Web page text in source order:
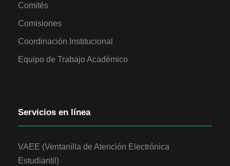
Comités
Comisiones
Coordinación Institucional
Equipo de Trabajo Académico
Servicios en línea
VAEE (Ventanilla de Atención Electrónica
Estudiantil)